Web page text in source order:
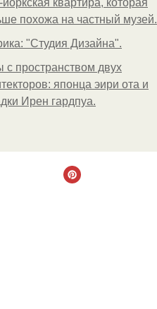
квартира, которая
похожа на частный музей.
"Студия Дизайна".
с пространством двух
японца эири ота и
Ирен гардпуа.